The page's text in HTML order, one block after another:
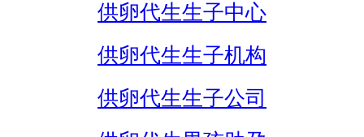
供卵代生生子中心
供卵代生生子机构
供卵代生生子公司